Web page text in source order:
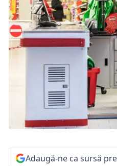
Adaugă-ne ca sursă